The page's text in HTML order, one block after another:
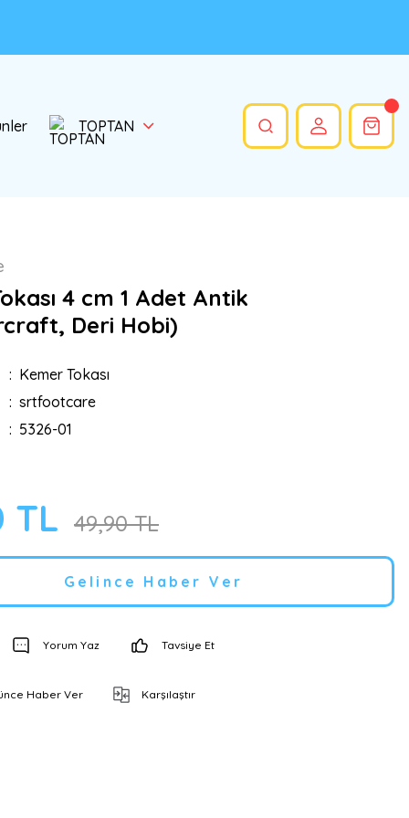
TOPTAN
4 cm 1 Adet Antik
Deri Hobi)
Kemer Tokası
srtfootcare
5326-01
TL 49,90 TL
Gelince Haber Ver
Yorum Yaz Tavsiye Et
Haber Ver Karşılaştır